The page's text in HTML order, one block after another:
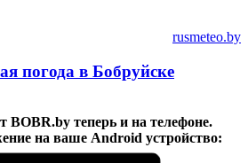
rusmeteo.by
погода в Бобруйске
BOBR.by теперь и на телефоне.
на ваше Android устройство: